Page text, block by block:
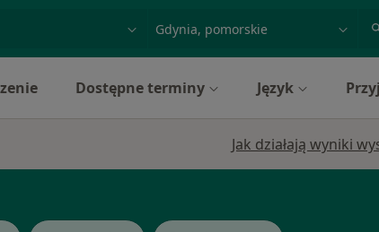
Dostępne terminy Język
Jak działają wyniki